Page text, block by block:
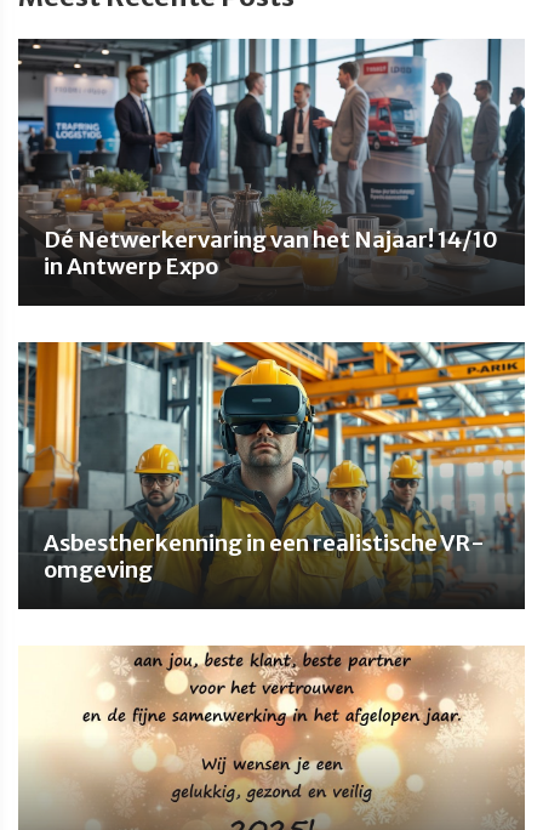
Dé Netwerkervaring van het Najaar! 14/10
in Antwerp Expo
Asbestherkenning in een realistische VR-
omgeving